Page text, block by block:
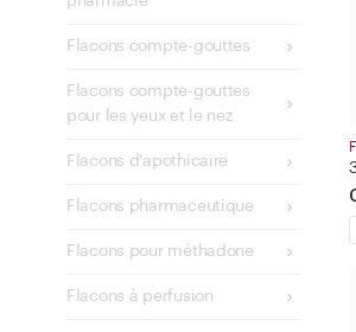
Flacons compte-gouttes
Flacons compte-gouttes
pour les yeux et le nez
Flacons d'apothicaire
Flacons pharmaceutique
Flacons pour méthadone
Flacons à perfusion